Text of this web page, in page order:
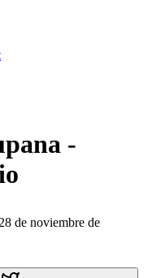
-
28 de noviembre de